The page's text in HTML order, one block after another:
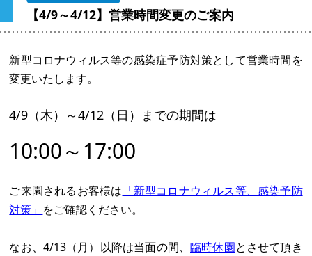
【4/9～4/12】営業時間変更のご案内
新型コロナウィルス等の感染症予防対策として営業時間を
変更いたします。
4/9（木）～4/12（日）までの期間は
10:00～17:00
ご来園されるお客様は 「新型コロナウィルス等、感染予防
対策」 をご確認ください。
なお、4/13（月）以降は当面の間、臨時休園とさせて頂き